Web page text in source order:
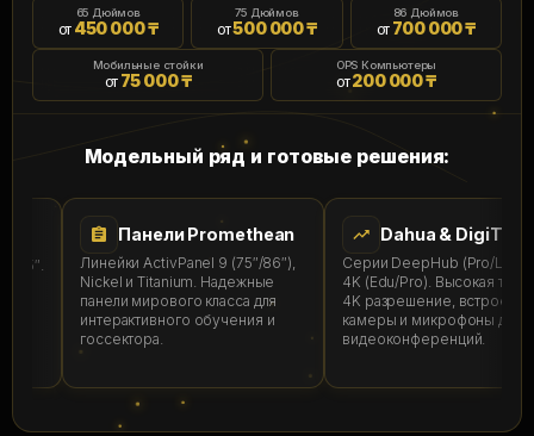
65 Дюймов
ОТ 450 000 ₸
75 Дюймов
ОТ500 000 ₸
86 Дюймов
ОТ 700 000 ₸
Мобильные стойки
ОТ 75 000 ₸
OPS Компьютеры
ОТ 200 000 ₸
Модельный ряд и готовые решения:
Панели Promethean
Линейки ActivPanel 9 (75″/86″),
Nickel и Titanium. Надежные
панели мирового класса для
интерактивного обучения и
госсектора.
Dahua & DigiTouch
Серии DeepHub (Pro/Lite) и
4K (Edu/Pro). Высокая
4K разрешение, встроенные
камеры и микрофоны для
видеоконференций.